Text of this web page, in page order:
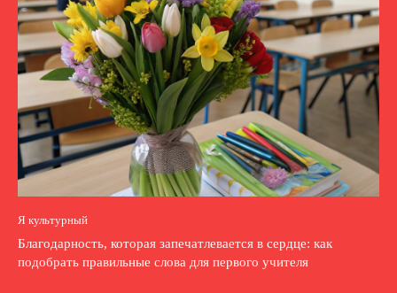
Я культурный
Благодарность, которая запечатлевается в сердце: как
подобрать правильные слова для первого учителя